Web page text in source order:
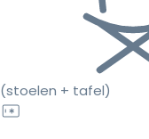
(stoelen + tafel)